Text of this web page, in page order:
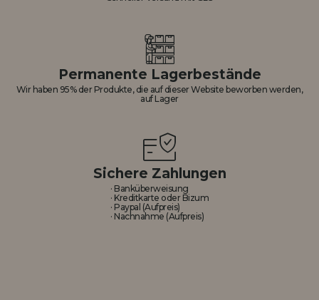
Permanente Lagerbestände
Wir haben 95% der Produkte, die auf dieser Website beworben werden,
auf Lager
Sichere Zahlungen
· Banküberweisung
· Kreditkarte oder Bizum
· Paypal (Aufpreis)
· Nachnahme (Aufpreis)